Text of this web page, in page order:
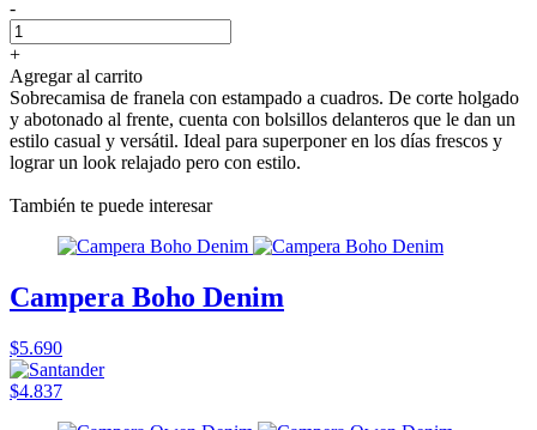
-
+
Agregar al carrito
Sobrecamisa de franela con estampado a cuadros. De corte holgado
y abotonado al frente, cuenta con bolsillos delanteros que le dan un
estilo casual y versátil. Ideal para superponer en los días frescos y
lograr un look relajado pero con estilo.
También te puede interesar
Campera Boho Denim
$5.690
$4.837